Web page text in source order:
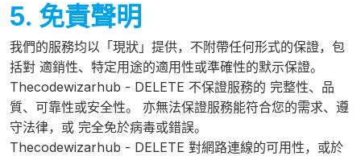
5. 免責聲明
我們的服務均以「現狀」提供，不附帶任何形式的保證，包
括對 適銷性、特定用途的適用性或準確性的默示保證。
Thecodewizarhub - DELETE 不保證服務的 完整性、品
質、可靠性或安全性。 亦無法保證服務能符合您的需求、遵
守法律，或 完全免於病毒或錯誤。
Thecodewizarhub - DELETE 對網路連線的可用性，或於